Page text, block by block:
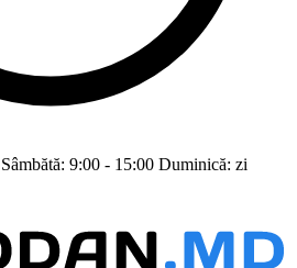
9:00 - 15:00 Duminică: zi